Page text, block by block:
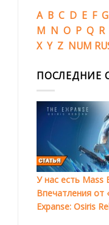
A B C D E F G
M N O P Q R
X Y Z NUM
ПОСЛЕДНИЕ
У нас есть Mass
Впечатления от
Expanse: Osiris